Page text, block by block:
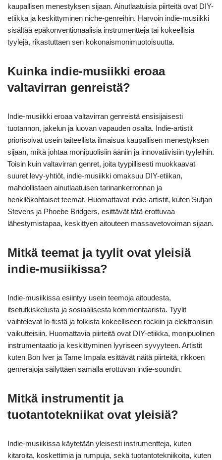
kaupallisen menestyksen sijaan. Ainutlaatuisia piirteitä ovat DIY-
etiikka ja keskittyminen niche-genreihin. Harvoin indie-musiikki
sisältää epäkonventionaalisia instrumentteja tai kokeellisia
tyylejä, rikastuttaen sen kokonaismonimuotoisuutta.
Kuinka indie-musiikki eroaa
valtavirran genreistä?
Indie-musiikki eroaa valtavirran genreistä ensisijaisesti
tuotannon, jakelun ja luovan vapauden osalta. Indie-artistit
priorisoivat usein taiteellista ilmaisua kaupallisen menestyksen
sijaan, mikä johtaa monipuolisiin ääniin ja innovatiivisiin tyyleihin.
Toisin kuin valtavirran genret, joita tyypillisesti muokkaavat
suuret levy-yhtiöt, indie-musiikki omaksuu DIY-etiikan,
mahdollistaen ainutlaatuisen tarinankerronnan ja
henkilökohtaiset teemat. Huomattavat indie-artistit, kuten Sufjan
Stevens ja Phoebe Bridgers, esittävät tätä erottuvaa
lähestymistapaa, keskittyen aitouteen massavetovoiman sijaan.
Mitkä teemat ja tyylit ovat yleisiä
indie-musiikissa?
Indie-musiikissa esiintyy usein teemoja aitoudesta,
itsetutkiskelusta ja sosiaalisesta kommentaarista. Tyylit
vaihtelevat lo-fi:stä ja folkista kokeelliseen rockiin ja elektronisiin
vaikutteisiin. Huomattavia piirteitä ovat DIY-etiikka, monipuolinen
instrumentaatio ja keskittyminen lyyriseen syvyyteen. Artistit
kuten Bon Iver ja Tame Impala esittävät näitä piirteitä, rikkoen
genrerajoja säilyttäen samalla erottuvan indie-soundin.
Mitkä instrumentit ja
tuotantotekniikat ovat yleisiä?
Indie-musiikissa käytetään yleisesti instrumentteja, kuten
kitaroita, koskettimia ja rumpuja, sekä tuotantotekniikoita, kuten